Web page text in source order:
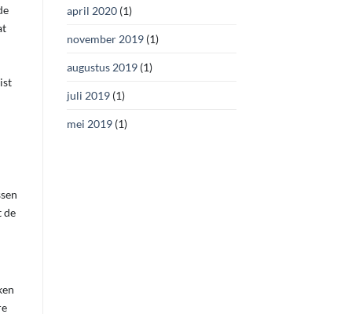
de
april 2020(1)
november 2019(1)
augustus 2019(1)
juli 2019(1)
mei 2019(1)